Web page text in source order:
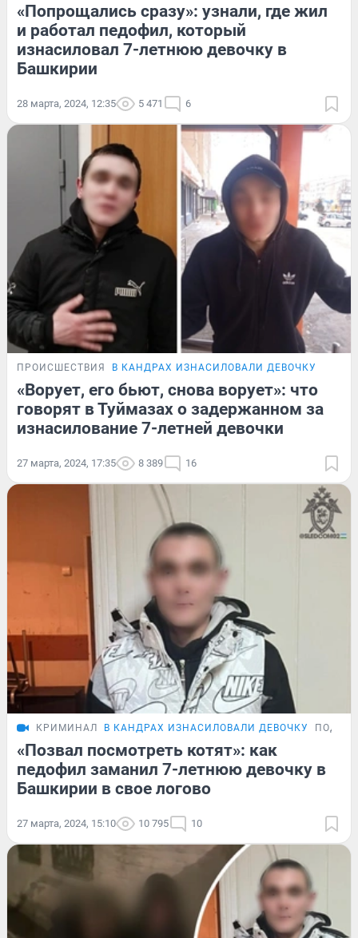
«Попрощались сразу»: узнали, где жил
и работал педофил, который
изнасиловал 7-летнюю девочку в
Башкирии
28 марта, 2024, 12:35 5 471 6
ПРОИСШЕСТВИЯ В КАНДРАХ ИЗНАСИЛОВАЛИ ДЕВОЧКУ
«Ворует, его бьют, снова ворует»: что
говорят в Туймазах о задержанном за
изнасилование 7-летней девочки
27 марта, 2024, 17:35 8 389 16
КРИМИНАЛ В КАНДРАХ ИЗНАСИЛОВАЛИ ДЕВОЧКУ
«Позвал посмотреть котят»: как
педофил заманил 7-летнюю девочку в
Башкирии в свое логово
27 марта, 2024, 15:10 10 795 10